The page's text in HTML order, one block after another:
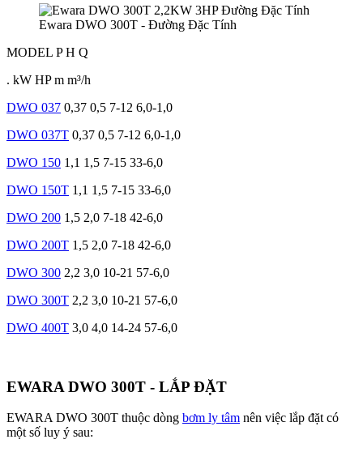
Ewara DWO 300T - Đường Đặc Tính
MODEL P H Q
. kW HP m m³/h
DWO 037 0,37 0,5 7-12 6,0-1,0
DWO 037T 0,37 0,5 7-12 6,0-1,0
DWO 150 1,1 1,5 7-15 33-6,0
DWO 150T 1,1 1,5 7-15 33-6,0
DWO 200 1,5 2,0 7-18 42-6,0
DWO 200T 1,5 2,0 7-18 42-6,0
DWO 300 2,2 3,0 10-21 57-6,0
DWO 300T 2,2 3,0 10-21 57-6,0
DWO 400T 3,0 4,0 14-24 57-6,0
EWARA DWO 300T - LẮP ĐẶT
EWARA DWO 300T thuộc dòng bơm ly tâm nên việc lắp đặt có
một số luy ý sau: